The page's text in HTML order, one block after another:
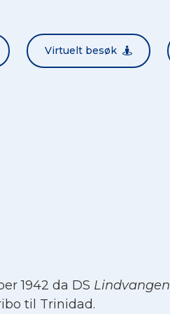
Virtuelt besøk
1942 da DS Lindvangen
til Trinidad.